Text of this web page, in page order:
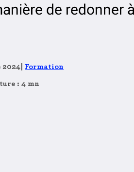
de redonner
2024 Formation
: 4 mn